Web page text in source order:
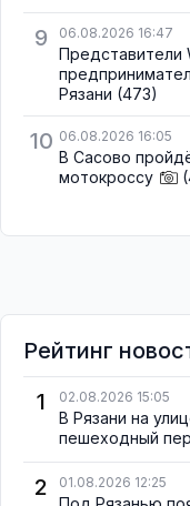
9 06.08.2026 16:47
Представители
Рязани (473)
10 06.08.2026 16:05
В Сасово
мотокроссу
Рейтинг
1
02.08.2026 15:05
В Рязани на
пешеходный
2 01.08.2026 12:25